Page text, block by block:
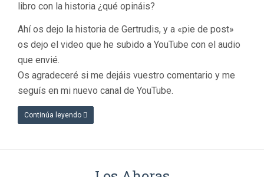
libro con la historia ¿qué opináis?
Ahí os dejo la historia de Gertrudis, y a «pie de post»
os dejo el video que he subido a YouTube con el audio
que envié.
Os agradeceré si me dejáis vuestro comentario y me
seguís en mi nuevo canal de YouTube.
Continúa leyendo